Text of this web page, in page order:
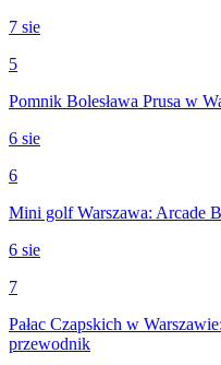
7 sie
5
Pomnik Bolesława Prusa w
6 sie
6
Mini golf Warszawa: Arcade
6 sie
7
Pałac Czapskich w
przewodnik